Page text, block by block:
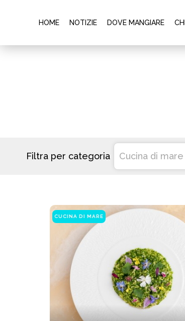
HOME NOTIZIE DOVE MANGIARE
Filtra per categoria
CUCINA DI MARE